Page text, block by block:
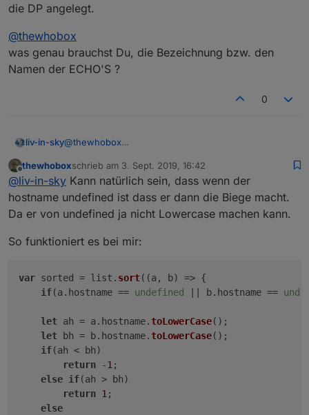
die DP angelegt.
@thewhobox
was genau brauchst Du, die Bezeichnung bzw. den
Namen der ECHO'S ?
0
liv-in-sky@thewhobox
weitergearbeitet - script steht an dieser stelle - ich
lasse anschliessend ein log raus mit der länge des
sortierten arrays - das log kommt in der "guten"
variante - es kokmmt aber nichts mehr in der
lowercase - methode
Offline
thewhoboxschrieb am 3. Sept. 2019, 16:42
zuletzt editiert von
@liv-in-sky Kann natürlich sein, dass wenn der
hostname undefined ist dass er dann die Biege macht.
Da er von undefined ja nicht Lowercase machen kann.
So funktioniert es bei mir:
var sorted = list. sort( (a, b) => {
if(a. hostname == undefined || b. hostname ==
let ah = a. hostname.toLowerCase();
let bh = b. hostname.toLowerCase();
if(ah < bh)
return -1;
else if(ah > bh)
return 1;
else